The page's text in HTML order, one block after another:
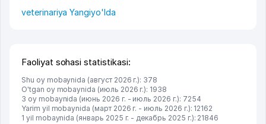
veterinariya Yangiyo'lda
Faoliyat sohasi statistikasi:
Shu oy mobaynida (август 2026 г.): 378
O'tgan oy mobaynida (июль 2026 г.): 1938
3 oy mobaynida (июнь 2026 г. - июль 2026 г.): 7254
Yarim yil mobaynida (март 2026 г. - июль 2026 г.): 12162
1 yil mobaynida (январь 2025 г. - декабрь 2025 г.): 21846